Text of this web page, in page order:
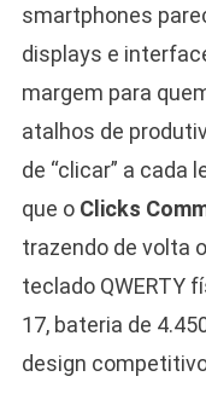
smartphones
displays e
margem para
atalhos de
de “clicar” a cada
que o Clicks
trazendo de volta
teclado QWERTY
17, bateria de
design